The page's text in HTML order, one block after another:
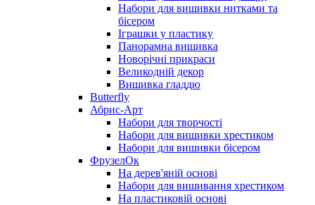
Набори для вишивки нитками та
бісером
Іграшки у пластику
Панорамна вишивка
Новорічні прикраси
Великодній декор
Вишивка гладдю
Butterfly
Абрис-Арт
Набори для творчості
Набори для вишивки хрестиком
Набори для вишивки бісером
ФрузелОк
На дерев'яній основі
Набори для вишивання хрестиком
На пластиковій основі